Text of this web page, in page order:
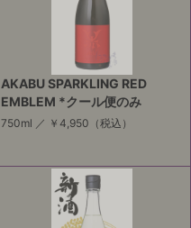
AKABU SPARKLING RED
EMBLEM *クール便のみ
750ml ／ ￥4,950 （税込）